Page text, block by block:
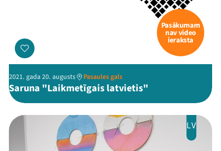
Mana programma
Festivāls
Programma
Pasākumam
nav video
ieraksta
2021. gada 20. augusts Pasaules gals
Saruna "Laikmetīgais latvietis"
LV